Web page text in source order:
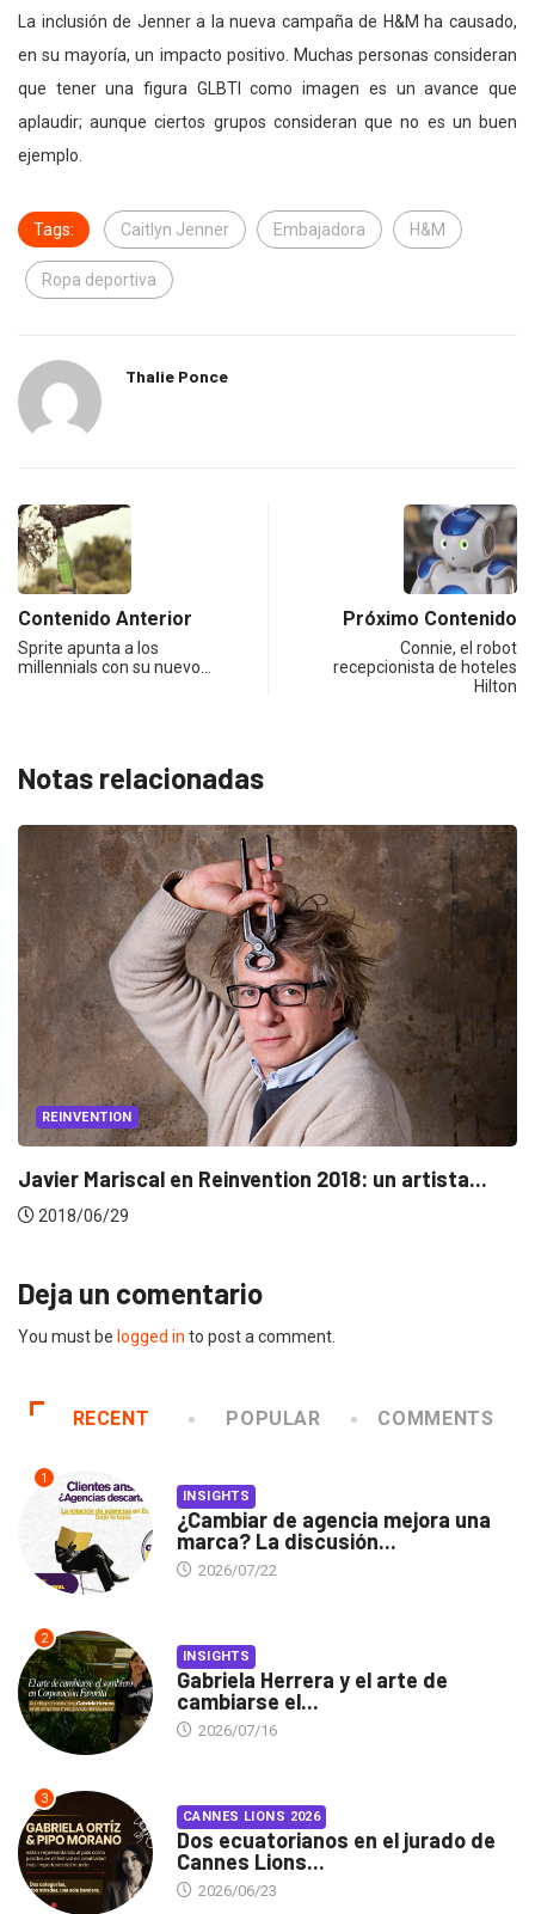
La inclusión de Jenner a la nueva campaña de H&M ha causado,
en su mayoría, un impacto positivo. Muchas personas consideran
que tener una figura GLBTI como imagen es un avance que
aplaudir; aunque ciertos grupos consideran que no es un buen
ejemplo.
Tags: Caitlyn Jenner Embajadora H&M
Ropa deportiva
Thalie Ponce
Contenido Anterior
Sprite apunta a los
millennials con su nuevo…
Próximo Contenido
Connie, el robot
recepcionista de hoteles
Hilton
Notas relacionadas
REINVENTION
Javier Mariscal en Reinvention 2018: un artista...
2018/06/29
Deja un comentario
You must be logged in to post a comment.
RECENT POPULAR COMMENTS
1
INSIGHTS
¿Cambiar de agencia mejora una
marca? La discusión...
2026/07/22
2
INSIGHTS
Gabriela Herrera y el arte de
cambiarse el...
2026/07/16
3
CANNES LIONS 2026
Dos ecuatorianos en el jurado de
Cannes Lions...
2026/06/23